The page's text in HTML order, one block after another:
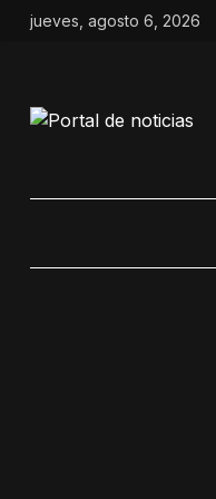
Saltarjueves, agosto 6, 2026